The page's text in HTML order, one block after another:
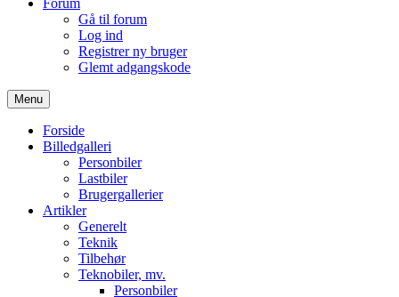
Forum
Gå til forum
Log ind
Registrer ny bruger
Glemt adgangskode
Menu
Forside
Billedgalleri
Personbiler
Lastbiler
Brugergallerier
Artikler
Generelt
Teknik
Tilbehør
Teknobiler, mv.
Personbiler